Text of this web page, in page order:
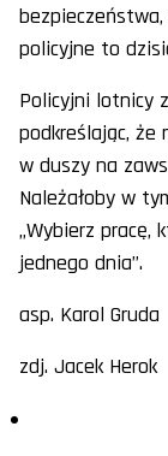
policyjne to
Policyjni lotnicy
podkreślając,
w duszy na
Należałoby w
„Wybierz pracę,
jednego dnia”.
asp. Karol Gruda
zdj. Jacek Herok